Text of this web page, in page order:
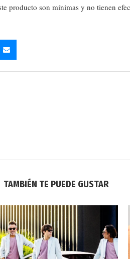
producto son mínimas y no tienen
TAMBIÉN TE PUEDE GUSTAR